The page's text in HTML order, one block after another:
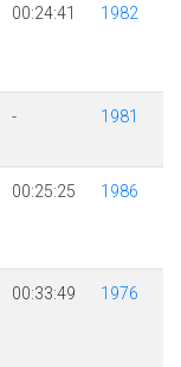
00:24:41 1982
- 1981
00:25:25 1986
00:33:49 1976